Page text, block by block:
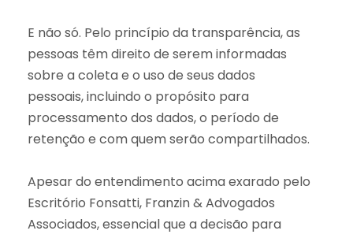
E não só. Pelo princípio da transparência, as
pessoas têm direito de serem informadas
sobre a coleta e o uso de seus dados
pessoais, incluindo o propósito para
processamento dos dados, o período de
retenção e com quem serão compartilhados.
Apesar do entendimento acima exarado pelo
Escritório Fonsatti, Franzin & Advogados
Associados, essencial que a decisão para